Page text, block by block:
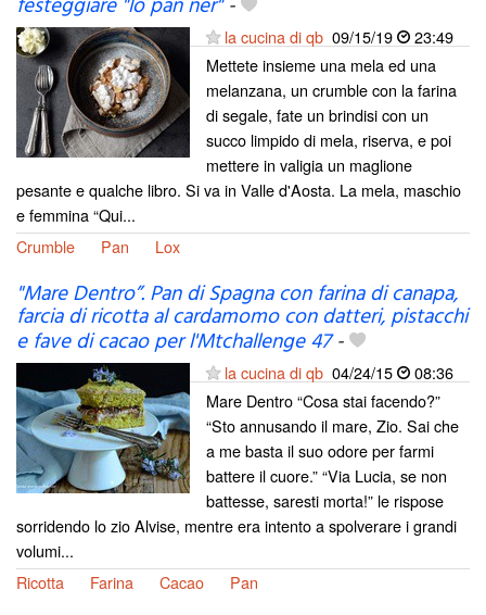
festeggiare "lo pan ner"-
la cucina di qb 09/15/19
23:49
Mettete insieme una mela ed una
melanzana, un crumble con la farina
di segale, fate un brindisi con un
succo limpido di mela, riserva, e poi
mettere in valigia un maglione
pesante e qualche libro. Si va in Valle d'Aosta. La mela, maschio
e femmina “Qui...
Crumble
Pan Lox
"Mare Dentro”. Pan di Spagna con farina di canapa,
farcia di ricotta al cardamomo con datteri, pistacchi
e fave di cacao per l'Mtchallenge 47-
la cucina di qb 04/24/15
08:36
Mare Dentro “Cosa stai facendo?”
“Sto annusando il mare, Zio. Sai che
a me basta il suo odore per farmi
battere il cuore.” “Via Lucia, se non
battesse, saresti morta!” le rispose
sorridendo lo zio Alvise, mentre era intento a spolverare i grandi
volumi...
Ricotta
Farina Cacao Pan